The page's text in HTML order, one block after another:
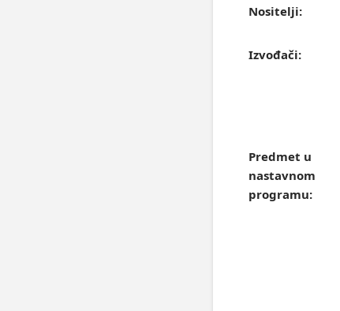
Nositelji:
Izvođači:
Predmet u
nastavnom
programu: